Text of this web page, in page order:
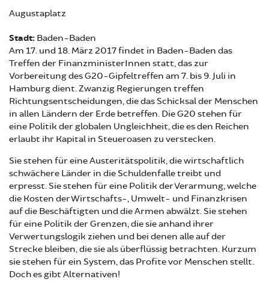
Augustaplatz
Stadt: Baden-Baden
Am 17. und 18. März 2017 findet in Baden-Baden das
Treffen der FinanzministerInnen statt, das zur
Vorbereitung des G20-Gipfeltreffen am 7. bis 9. Juli in
Hamburg dient. Zwanzig Regierungen treffen
Richtungsentscheidungen, die das Schicksal der Menschen
in allen Ländern der Erde betreffen. Die G20 stehen für
eine Politik der globalen Ungleichheit, die es den Reichen
erlaubt ihr Kapital in Steueroasen zu verstecken.
Sie stehen für eine Austeritätspolitik, die wirtschaftlich
schwächere Länder in die Schuldenfalle treibt und
erpresst. Sie stehen für eine Politik der Verarmung, welche
die Kosten der Wirtschafts-, Umwelt- und Finanzkrisen
auf die Beschäftigten und die Armen abwälzt. Sie stehen
für eine Politik der Grenzen, die sie anhand ihrer
Verwertungslogik ziehen und bei denen alle auf der
Strecke bleiben, die sie als überflüssig betrachten. Kurzum
sie stehen für ein System, das Profite vor Menschen stellt.
Doch es gibt Alternativen!